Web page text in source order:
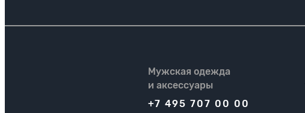
Мужская одежда
и аксессуары
+7 495 707 00 00